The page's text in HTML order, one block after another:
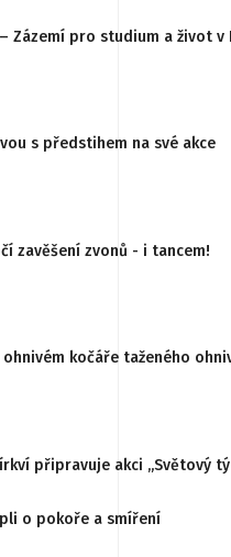
Zázemí pro studium a život v
s předstihem na své akce
zavěšení zvonů - i tancem!
ohnivém kočáře taženého
připravuje akci „Světový
o pokoře a smíření